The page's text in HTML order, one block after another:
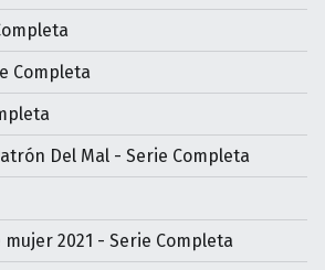
Completa
Del Mal - Serie Completa
2021 - Serie Completa